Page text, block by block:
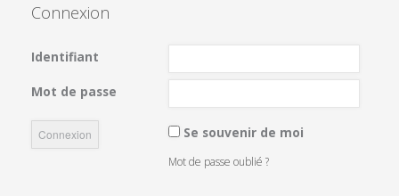
Connexion
Identifiant
Mot de passe
Se souvenir de moi
Mot de passe oublié ?